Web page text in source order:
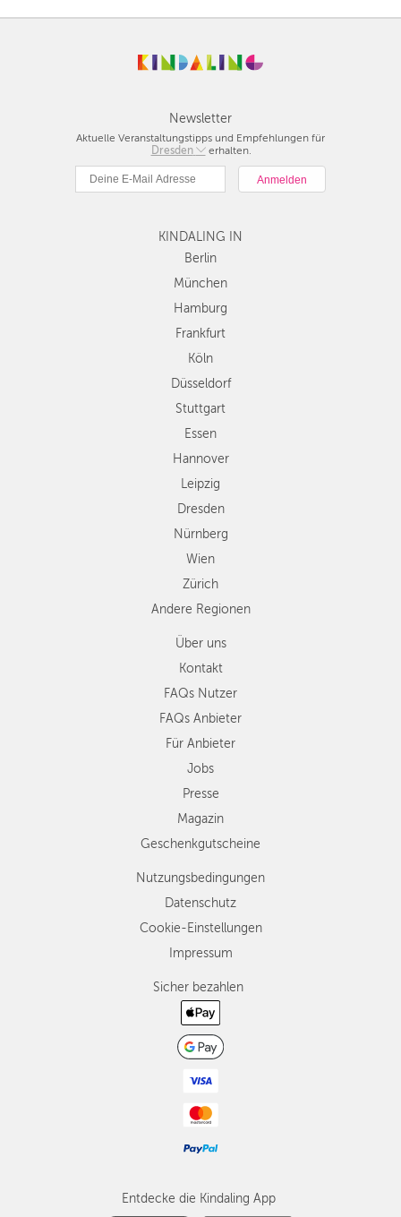
Newsletter
Aktuelle Veranstaltungstipps und Empfehlungen für
Dresden
Berlin
München
Hamburg
Köln
Stuttgart
Nürnberg
Andere
Regionen
erhalten.
KINDALING IN
Berlin
München
Hamburg
Frankfurt
Köln
Düsseldorf
Stuttgart
Essen
Hannover
Leipzig
Dresden
Nürnberg
Wien
Zürich
Andere Regionen
Über uns
Kontakt
FAQs Nutzer
FAQs Anbieter
Für Anbieter
Jobs
Presse
Magazin
Geschenkgutscheine
Nutzungsbedingungen
Datenschutz
Cookie-Einstellungen
Impressum
Sicher bezahlen
Entdecke die Kindaling App